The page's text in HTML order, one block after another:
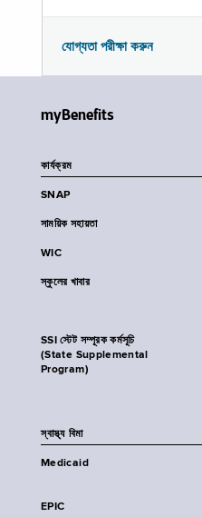
যোগ্যতা পরীক্ষা করুন
myBenefits
কার্যক্রম
SNAP
সাময়িক সহায়তা
WIC
স্কুলের খাবার
SSI স্টেট সম্পূরক কর্মসূচি
(State Supplemental
Program)
স্বাস্থ্য বিমা
Medicaid
EPIC